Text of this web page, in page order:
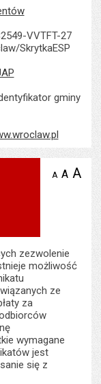
VVTFT-27
SkrytkaESP
gminy
A zmniejsz
A A
zezwolenie
możliwość
ze
za
wymagane
jest
się z